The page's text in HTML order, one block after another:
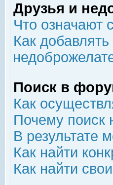
Друзья и
Что означают
Как
Поиск в
Как
Почему поиск
В результате
Как найти
Как найти